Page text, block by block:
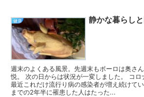
健康 静かな暮らし
週末のよくある風景。先週末もボーロは奥さ
悦。 次の日からは状況が一変しました。 コロ
最近これだけ流行り病の感染者が増え続けて
までの2年半に罹患した人はたった...